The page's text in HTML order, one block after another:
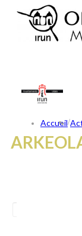
Accueil/